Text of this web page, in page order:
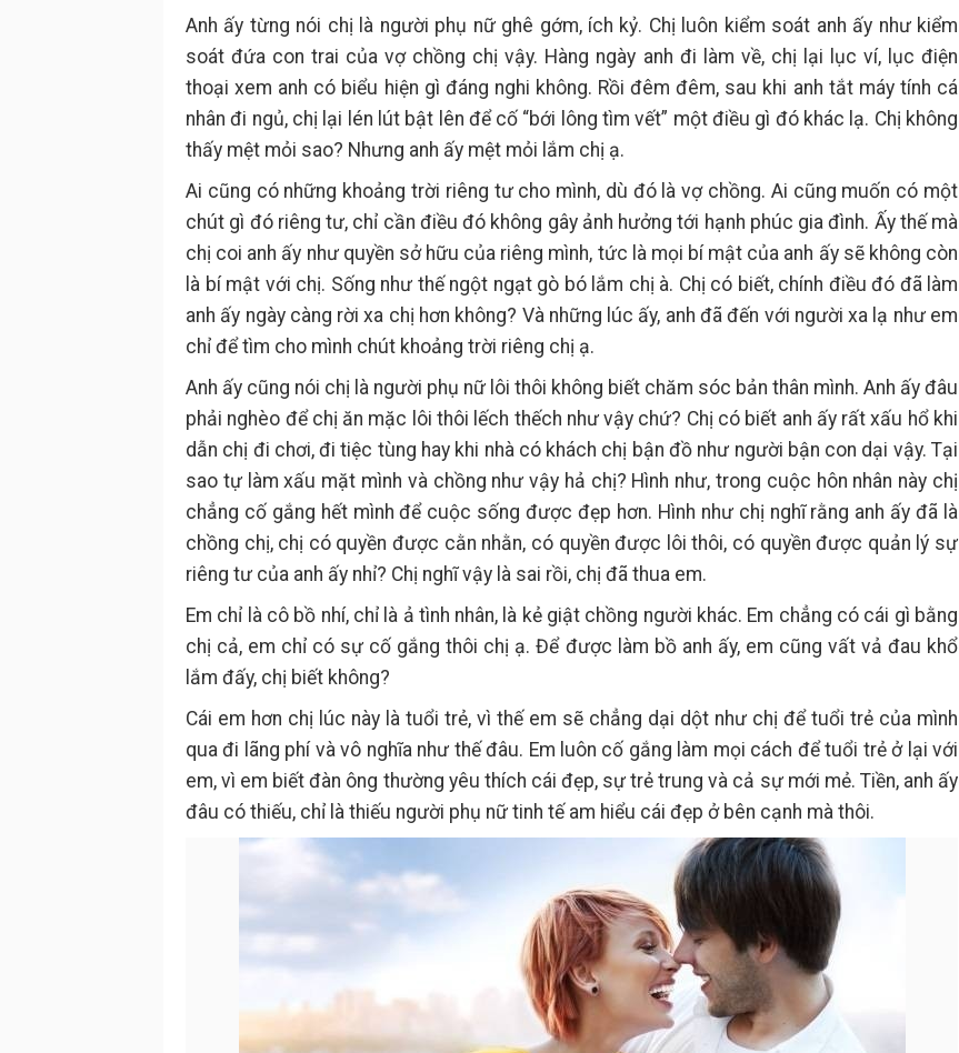
Anh ấy từng nói chị là người phụ nữ ghê gớm, ích kỷ. Chị luôn kiểm soát anh ấy như kiểm
soát đứa con trai của vợ chồng chị vậy. Hàng ngày anh đi làm về, chị lại lục ví, lục điện
thoại xem anh có biểu hiện gì đáng nghi không. Rồi đêm đêm, sau khi anh tắt máy tính cá
nhân đi ngủ, chị lại lén lút bật lên để cố “bới lông tìm vết” một điều gì đó khác lạ. Chị không
thấy mệt mỏi sao? Nhưng anh ấy mệt mỏi lắm chị ạ.
Ai cũng có những khoảng trời riêng tư cho mình, dù đó là vợ chồng. Ai cũng muốn có một
chút gì đó riêng tư, chỉ cần điều đó không gây ảnh hưởng tới hạnh phúc gia đình. Ấy thế mà
chị coi anh ấy như quyền sở hữu của riêng mình, tức là mọi bí mật của anh ấy sẽ không còn
là bí mật với chị. Sống như thế ngột ngạt gò bó lắm chị à. Chị có biết, chính điều đó đã làm
anh ấy ngày càng rời xa chị hơn không? Và những lúc ấy, anh đã đến với người xa lạ như em
chỉ để tìm cho mình chút khoảng trời riêng chị ạ.
Anh ấy cũng nói chị là người phụ nữ lôi thôi không biết chăm sóc bản thân mình. Anh ấy đâu
phải nghèo để chị ăn mặc lôi thôi lếch thếch như vậy chứ? Chị có biết anh ấy rất xấu hổ khi
dẫn chị đi chơi, đi tiệc tùng hay khi nhà có khách chị bận đồ như người bận con dại vậy. Tại
sao tự làm xấu mặt mình và chồng như vậy hả chị? Hình như, trong cuộc hôn nhân này chị
chẳng cố gắng hết mình để cuộc sống được đẹp hơn. Hình như chị nghĩ rằng anh ấy đã là
chồng chị, chị có quyền được cằn nhằn, có quyền được lôi thôi, có quyền được quản lý sự
riêng tư của anh ấy nhỉ? Chị nghĩ vậy là sai rồi, chị đã thua em.
Em chỉ là cô bồ nhí, chỉ là ả tình nhân, là kẻ giật chồng người khác. Em chẳng có cái gì bằng
chị cả, em chỉ có sự cố gắng thôi chị ạ. Để được làm bồ anh ấy, em cũng vất vả đau khổ
lắm đấy, chị biết không?
Cái em hơn chị lúc này là tuổi trẻ, vì thế em sẽ chẳng dại dột như chị để tuổi trẻ của mình
qua đi lãng phí và vô nghĩa như thế đâu. Em luôn cố gắng làm mọi cách để tuổi trẻ ở lại với
em, vì em biết đàn ông thường yêu thích cái đẹp, sự trẻ trung và cả sự mới mẻ. Tiền, anh ấy
đâu có thiếu, chỉ là thiếu người phụ nữ tinh tế am hiểu cái đẹp ở bên cạnh mà thôi.